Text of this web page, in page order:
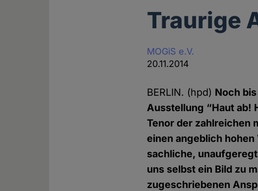
Traurige
MOGiS e.V.
20.11.2014
BERLIN. (hpd) Noch
Ausstellung “Haut ab!
Tenor der zahlreichen
einen angeblich
sachliche,
uns selbst ein Bild zu
zugeschriebenen